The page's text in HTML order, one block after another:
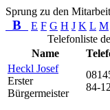
Sprung zu den
B E F G H J K L M
Telefonliste
Name
Heckl Josef
Erster
Bürgermeister
84-12